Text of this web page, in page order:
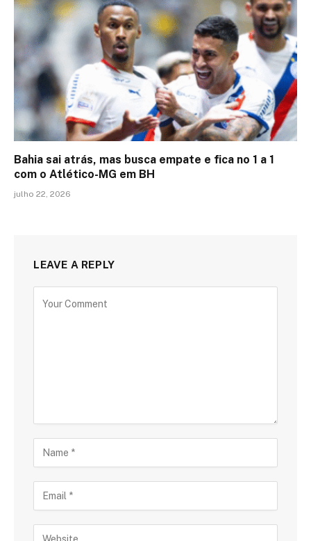
Bahia sai atrás, mas busca empate e fica no 1 a 1
com o Atlético-MG em BH
julho 22, 2026
LEAVE A REPLY